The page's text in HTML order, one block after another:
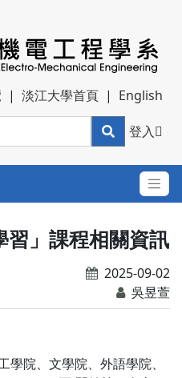
| 淡江大學首頁 | English
登入
習」課程相關資訊
2025-09-02
吳昱萱
院、文學院、外語學院、